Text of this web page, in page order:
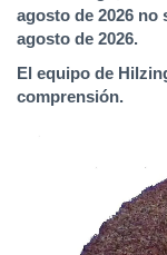
agosto de 2026 no
agosto de 2026.
El equipo de
comprensión.